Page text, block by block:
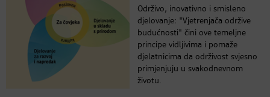
Održivo, inovativno i smisleno
djelovanje: "Vjetrenjača održive
budućnosti" čini ove temeljne
principe vidljivima i pomaže
djelatnicima da održivost svjesno
primjenjuju u svakodnevnom
životu.